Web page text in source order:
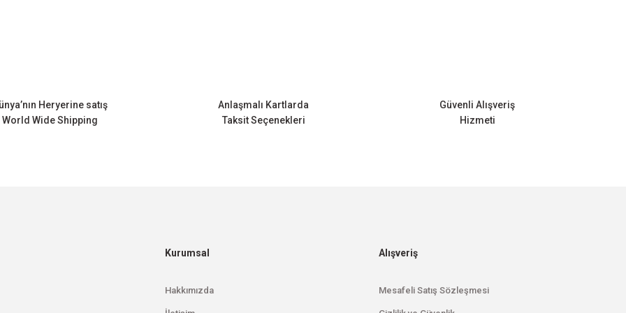
Heryerine satış
World Wide Shipping
Anlaşmalı Kartlarda
Taksit Seçenekleri
Güvenli Alışveriş
Hizmeti
Kurumsal
Hakkımızda
Alışveriş
Mesafeli Satış Sözleşmesi